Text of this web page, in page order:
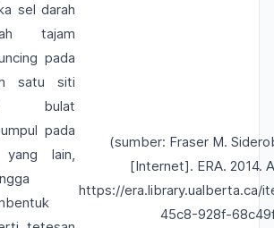
sel darah
tajam
pada
satu siti
bulat
pada
lain,
(sumber: Fraser M.
[Internet]. ERA. 2014.
https://era.library.ualberta.ca/
45c8-928f-